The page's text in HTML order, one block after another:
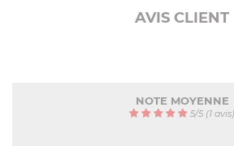
AVIS CLIENT
NOTE MOYENNE
5/5 (1 avis)